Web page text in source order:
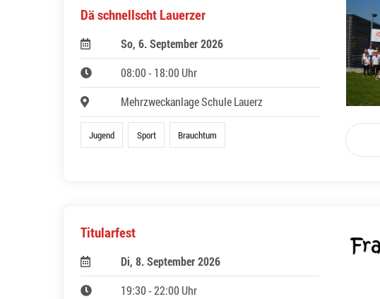
Dä schnellscht Lauerzer
So, 6. September 2026
08:00 - 18:00 Uhr
Mehrzweckanlage Schule Lauerz
Jugend Sport Brauchtum
Titularfest
Di, 8. September 2026
19:30 - 22:00 Uhr